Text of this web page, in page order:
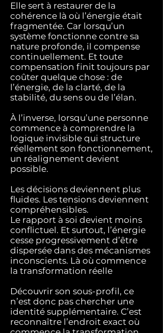
Elle sert à restaurer de la
cohérence là où l’énergie était
fragmentée. Car lorsqu’un
système fonctionne contre sa
nature profonde, il compense
continuellement. Et toute
compensation finit toujours par
coûter quelque chose : de
l’énergie, de la clarté, de la
stabilité, du sens ou de l’élan.
À l’inverse, lorsqu’une personne
commence à comprendre la
logique invisible qui structure
réellement son fonctionnement,
un réalignement devient
possible.
Les décisions deviennent plus
fluides. Les tensions deviennent
compréhensibles.
Le rapport à soi devient moins
conflictuel. Et surtout, l’énergie
cesse progressivement d’être
dispersée dans des mécanismes
inconscients. Là où commence
la transformation réelle
Découvrir son sous-profil, ce
n’est donc pas chercher une
identité supplémentaire. C’est
reconnaître l’endroit exact où